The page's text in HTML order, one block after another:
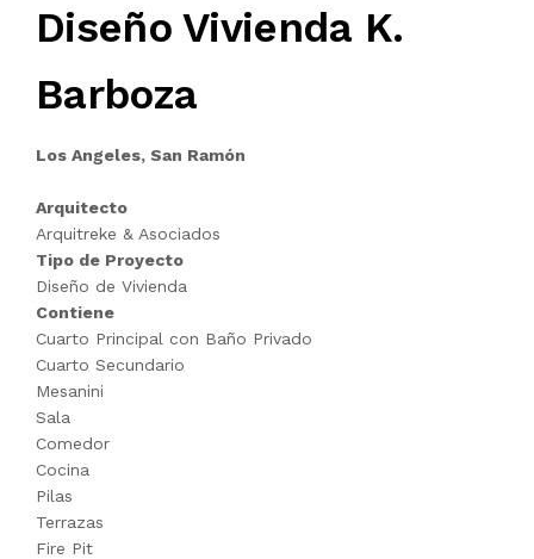
Diseño Vivienda K.
Barboza
Los Angeles, San Ramón
Arquitecto
Arquitreke & Asociados
Tipo de Proyecto
Diseño de Vivienda
Contiene
Cuarto Principal con Baño Privado
Cuarto Secundario
Mesanini
Sala
Comedor
Cocina
Pilas
Terrazas
Fire Pit